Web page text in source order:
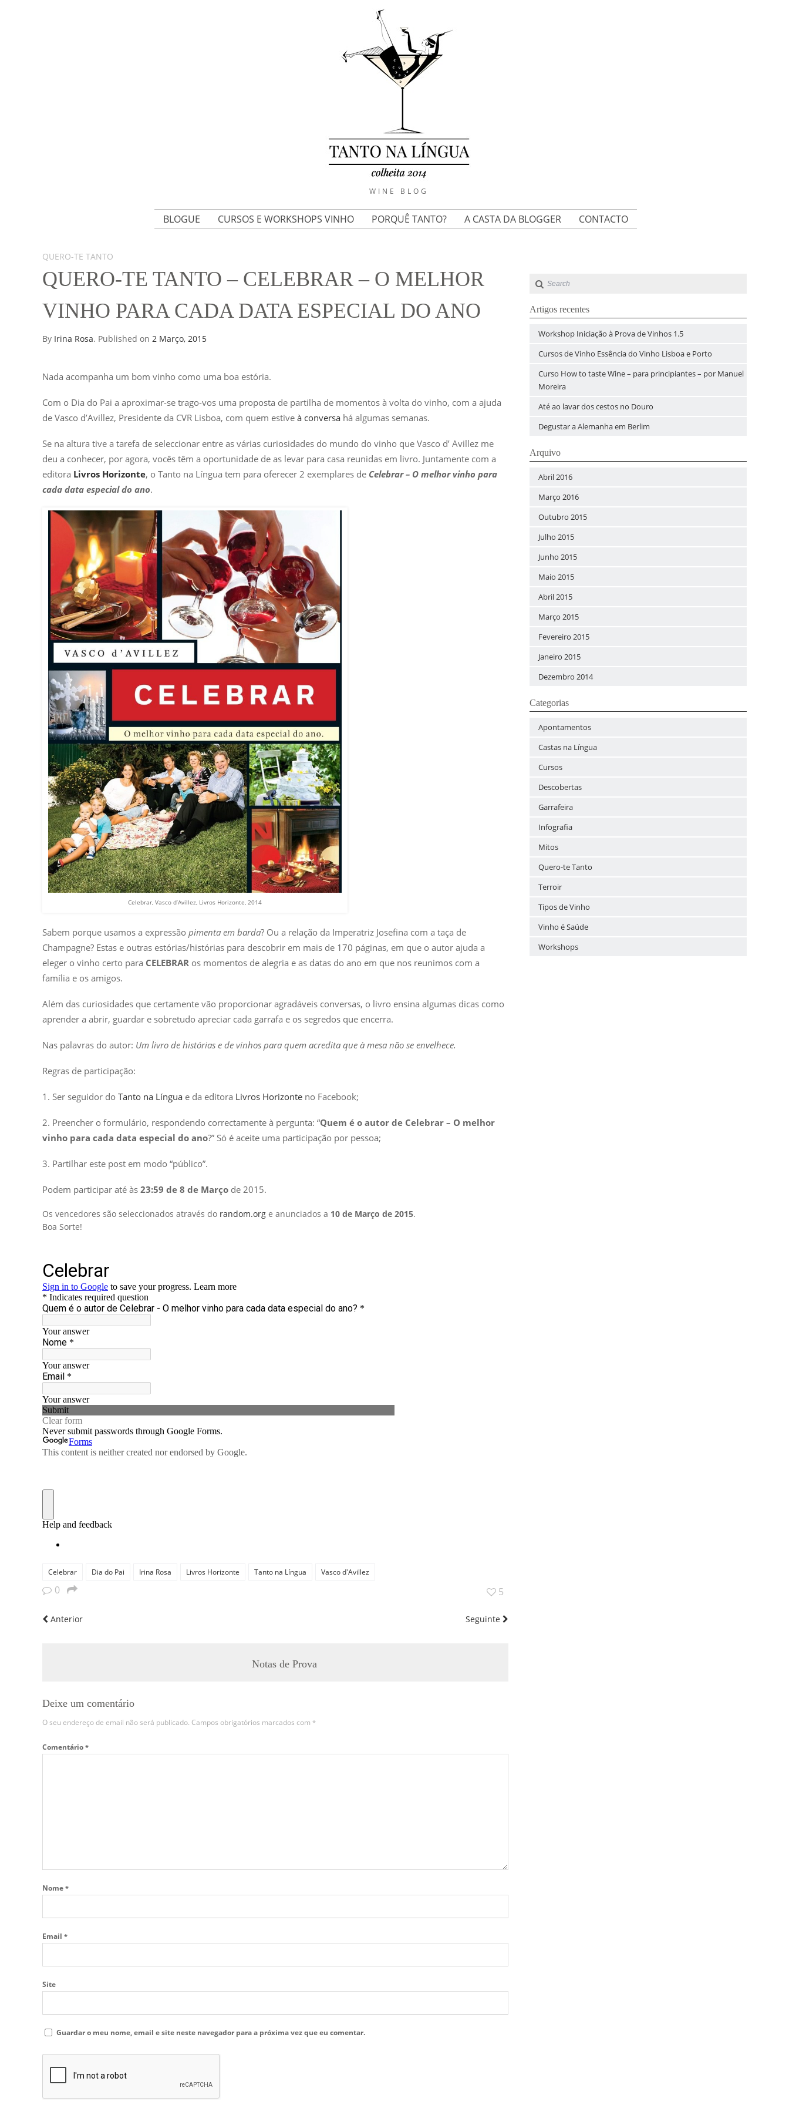
WINE BLOG
BLOGUE CURSOS E WORKSHOPS VINHO PORQUÊ TANTO? A CASTA DA BLOGGER CONTACTO
QUERO-TE TANTO
QUERO-TE TANTO – CELEBRAR – O MELHOR
VINHO PARA CADA DATA ESPECIAL DO ANO
By Irina Rosa. Published on 2 Março, 2015
Nada acompanha um bom vinho como uma boa estória.
Com o Dia do Pai a aproximar-se trago-vos uma proposta de partilha de momentos à volta do vinho, com a ajuda
de Vasco d’Avillez, Presidente da CVR Lisboa, com quem estive à conversa há algumas semanas.
Se na altura tive a tarefa de seleccionar entre as várias curiosidades do mundo do vinho que Vasco d’ Avillez me
deu a conhecer, por agora, vocês têm a oportunidade de as levar para casa reunidas em livro. Juntamente com a
editora Livros Horizonte, o Tanto na Língua tem para oferecer 2 exemplares de Celebrar – O melhor vinho para
cada data especial do ano.
Celebrar, Vasco d’Avillez, Livros Horizonte, 2014
Sabem porque usamos a expressão pimenta em barda? Ou a relação da Imperatriz Josefina com a taça de
Champagne? Estas e outras estórias/histórias para descobrir em mais de 170 páginas, em que o autor ajuda a
eleger o vinho certo para CELEBRAR os momentos de alegria e as datas do ano em que nos reunimos com a
família e os amigos.
Além das curiosidades que certamente vão proporcionar agradáveis conversas, o livro ensina algumas dicas como
aprender a abrir, guardar e sobretudo apreciar cada garrafa e os segredos que encerra.
Nas palavras do autor: Um livro de histórias e de vinhos para quem acredita que à mesa não se envelhece.
Regras de participação:
1. Ser seguidor do Tanto na Língua e da editora Livros Horizonte no Facebook;
2. Preencher o formulário, respondendo correctamente à pergunta: “Quem é o autor de Celebrar – O melhor
vinho para cada data especial do ano?” Só é aceite uma participação por pessoa;
3. Partilhar este post em modo “público”.
Podem participar até às 23:59 de 8 de Março de 2015.
Os vencedores são seleccionados através do random.org e anunciados a 10 de Março de 2015.
Boa Sorte!
Celebrar Dia do Pai Irina Rosa Livros Horizonte Tanto na Língua Vasco d'Avillez
0 5
Anterior Seguinte
Notas de Prova
Deixe um comentário
O seu endereço de email não será publicado. Campos obrigatórios marcados com *
Comentário *
Nome *
Email *
Site
Guardar o meu nome, email e site neste navegador para a próxima vez que eu comentar.
Artigos recentes
Workshop Iniciação à Prova de Vinhos 1.5
Cursos de Vinho Essência do Vinho Lisboa e Porto
Curso How to taste Wine – para principiantes – por Manuel
Moreira
Até ao lavar dos cestos no Douro
Degustar a Alemanha em Berlim
Arquivo
Abril 2016
Março 2016
Outubro 2015
Julho 2015
Junho 2015
Maio 2015
Abril 2015
Março 2015
Fevereiro 2015
Janeiro 2015
Dezembro 2014
Categorias
Apontamentos
Castas na Língua
Cursos
Descobertas
Garrafeira
Infografia
Mitos
Quero-te Tanto
Terroir
Tipos de Vinho
Vinho é Saúde
Workshops